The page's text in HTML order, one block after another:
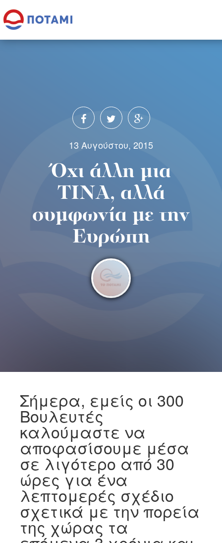
13 Αυγούστου, 2015
Όχι άλλη μια
ΤΙΝΑ, αλλά
συμφωνία με την
Ευρώπη
Σήμερα, εμείς οι 300
Βουλευτές
καλούμαστε να
αποφασίσουμε μέσα
σε λιγότερο από 30
ώρες για ένα
λεπτομερές σχέδιο
σχετικά με την πορεία
της χώρας τα